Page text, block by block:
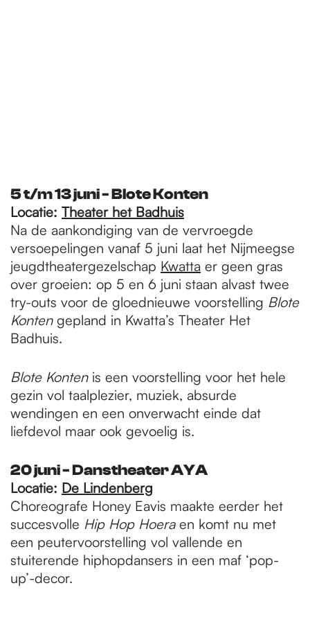
5 t/m 13 juni - Blote Konten
Locatie: Theater het Badhuis
Na de aankondiging van de vervroegde
versoepelingen vanaf 5 juni laat het Nijmeegse
jeugdtheatergezelschap Kwatta er geen gras
over groeien: op 5 en 6 juni staan alvast twee
try-outs voor de gloednieuwe voorstelling Blote
Kontengepland in Kwatta’s Theater Het
Badhuis.
Blote Kontenis een voorstelling voor het hele
gezin vol taalplezier, muziek, absurde
wendingen en een onverwacht einde dat
liefdevol maar ook gevoelig is.
20 juni - Danstheater AYA
Locatie: De Lindenberg
Choreografe Honey Eavis maakte eerder het
succesvolle Hip Hop Hoeraen komt nu met
een peutervoorstelling vol vallende en
stuiterende hiphopdansers in een maf ‘pop-
up’-decor.